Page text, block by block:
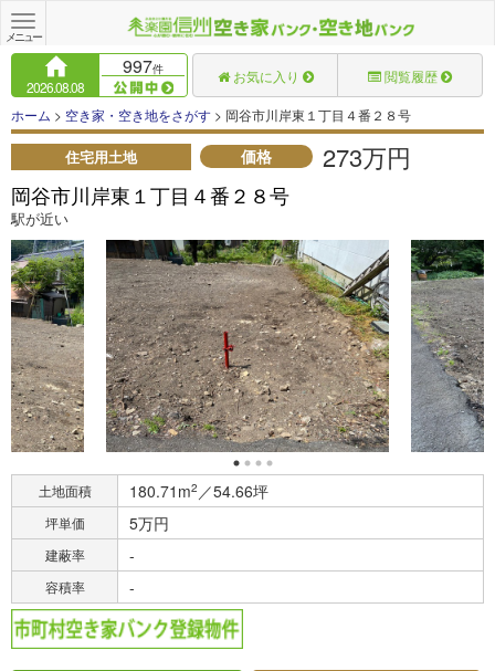
Toggle
navigation
メニュー
2026.08.08
997件 お気に入り 閲覧履歴
ホーム > 空き家・空き地をさがす > 岡谷市川岸東１丁目４番２８号
住宅用土地 価格 273万円
岡谷市川岸東１丁目４番２８号
駅が近い
土地面積 180.71m2 ／54.66坪
坪単価 5万円
建蔽率 -
容積率 -